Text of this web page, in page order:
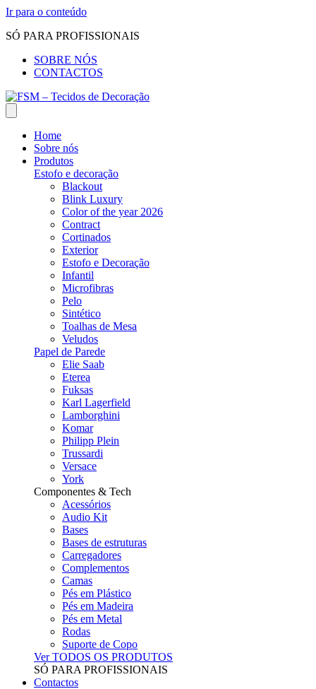
Ir para o conteúdo
SÓ PARA PROFISSIONAIS
SOBRE NÓS
CONTACTOS
Home
Sobre nós
Produtos
Estofo e decoração
Blackout
Blink Luxury
Color of the year 2026
Contract
Cortinados
Exterior
Estofo e Decoração
Infantil
Microfibras
Pelo
Sintético
Toalhas de Mesa
Veludos
Papel de Parede
Elie Saab
Eterea
Fuksas
Karl Lagerfield
Lamborghini
Komar
Philipp Plein
Trussardi
Versace
York
Componentes & Tech
Acessórios
Audio Kit
Bases
Bases de estruturas
Carregadores
Complementos
Camas
Pés em Plástico
Pés em Madeira
Pés em Metal
Rodas
Suporte de Copo
Ver TODOS OS PRODUTOS
SÓ PARA PROFISSIONAIS
Contactos